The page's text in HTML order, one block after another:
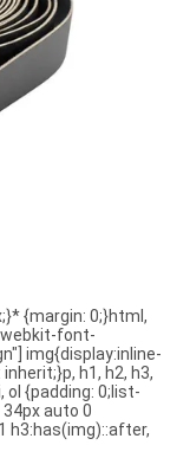
{margin: 0;}html,
webkit-font-
img{display:inline-
h1, h2, h3,
ol {padding: 0;list-
auto 0
h3:has(img)::after,